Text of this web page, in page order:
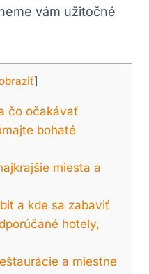
vám užitočné‌
]
čo očakávať
bohaté
miesta⁢ a
a kde sa zabaviť
hotely,
a miestne